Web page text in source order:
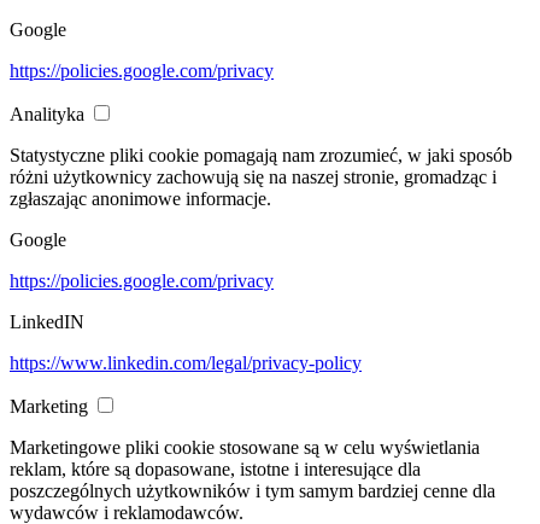
Google
https://policies.google.com/privacy
Analityka
Statystyczne pliki cookie pomagają nam zrozumieć, w jaki sposób
różni użytkownicy zachowują się na naszej stronie, gromadząc i
zgłaszając anonimowe informacje.
Google
https://policies.google.com/privacy
LinkedIN
https://www.linkedin.com/legal/privacy-policy
Marketing
Marketingowe pliki cookie stosowane są w celu wyświetlania
reklam, które są dopasowane, istotne i interesujące dla
poszczególnych użytkowników i tym samym bardziej cenne dla
wydawców i reklamodawców.